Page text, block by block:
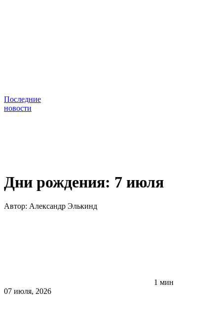
Последние
новости
Дни рождения: 7 июля
Автор: Александр Элькинд
1 мин
07 июля, 2026